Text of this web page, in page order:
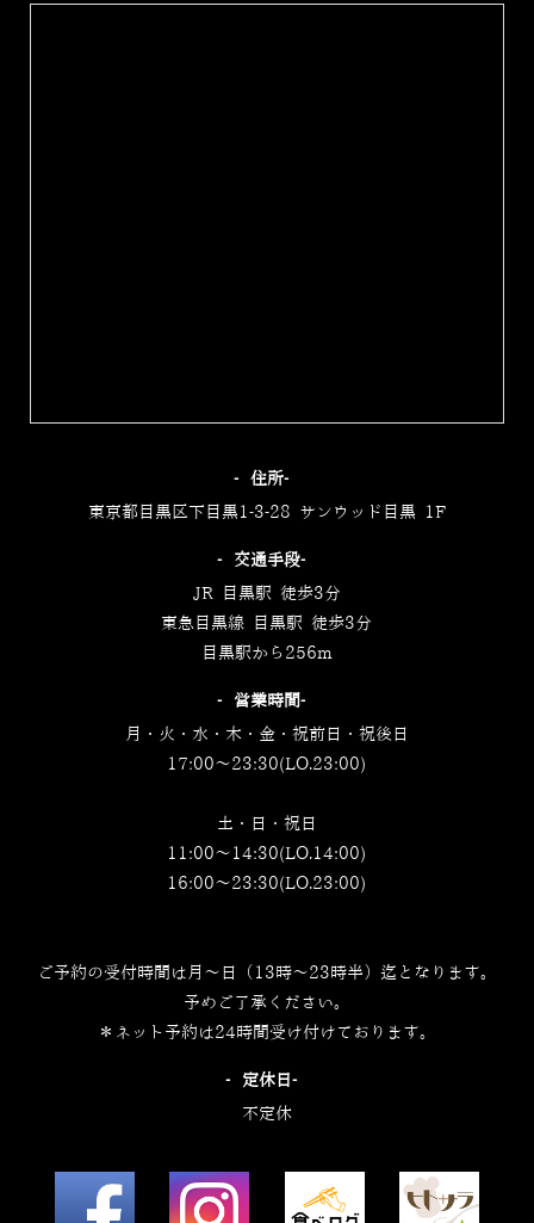
‐住所‐
東京都目黒区下目黒1-3-28 サンウッド目黒 1F
‐交通手段‐
JR 目黒駅 徒歩3分
東急目黒線 目黒駅 徒歩3分
目黒駅から256m
‐営業時間‐
月・火・水・木・金・祝前日・祝後日
17:00～23:30(LO.23:00)
土・日・祝日
11:00～14:30(LO.14:00)
16:00～23:30(LO.23:00)
ご予約の受付時間は月～日（13時～23時半）迄となります。
予めご了承ください。
＊ネット予約は24時間受け付けております。
‐定休日‐
不定休